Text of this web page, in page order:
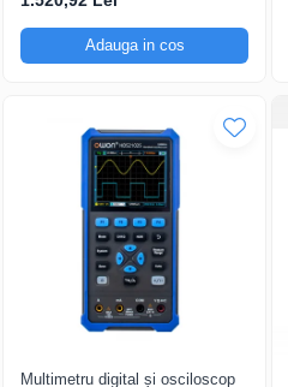
Adauga in cos
Multimetru digital și osciloscop